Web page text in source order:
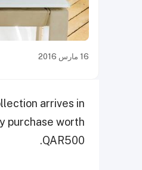
16 مارس 2016
arrives in
purchase worth
QAR500.